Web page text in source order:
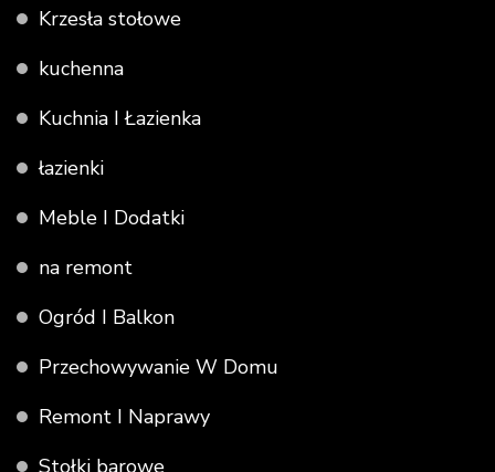
Krzesła stołowe
kuchenna
Kuchnia I Łazienka
łazienki
Meble I Dodatki
na remont
Ogród I Balkon
Przechowywanie W Domu
Remont I Naprawy